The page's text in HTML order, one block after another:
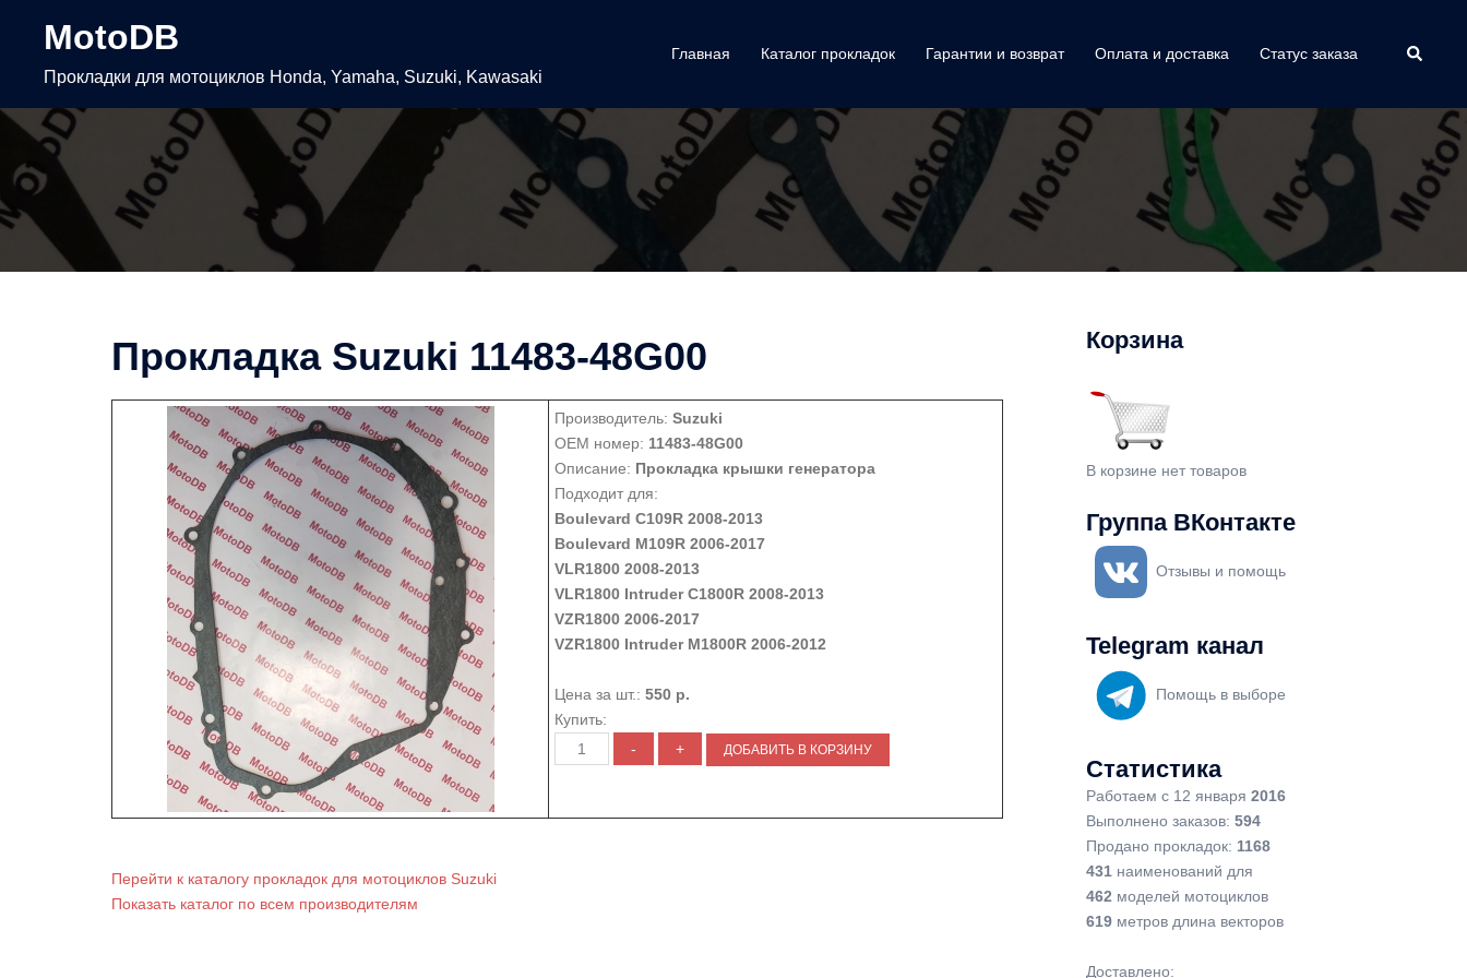
MotoDB
Прокладки для мотоциклов Honda, Yamaha, Suzuki, Kawasaki
Главная Каталог прокладок Гарантии и возврат Оплата и доставка Статус заказа Поиск
Прокладка Suzuki 11483-48G00
Производитель: Suzuki
OEM номер: 11483-48G00
Описание: Прокладка крышки генератора
Подходит для:
Boulevard C109R 2008-2013
Boulevard M109R 2006-2017
VLR1800 2008-2013
VLR1800 Intruder C1800R 2008-2013
VZR1800 2006-2017
VZR1800 Intruder M1800R 2006-2012
Цена за шт.: 550 р.
Купить:
Перейти к каталогу прокладок для мотоциклов Suzuki
Показать каталог по всем производителям
Корзина
В корзине нет товаров
Группа ВКонтакте
Отзывы и помощь
Telegram канал
Помощь в выборе
Статистика
Работаем с 12 января 2016
Выполнено заказов: 594
Продано прокладок: 1168
431 наименований для
462 моделей мотоциклов
619метров длина векторов
Доставлено: